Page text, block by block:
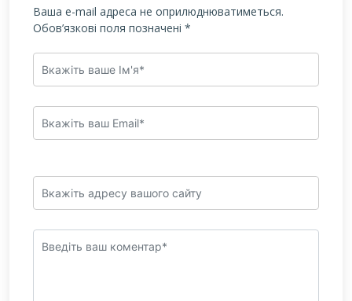
Ваша e-mail адреса не оприлюднюватиметься.
Обов’язкові поля позначені *